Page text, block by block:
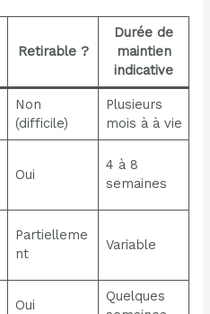
Retirable ?
Durée de
maintien
indicative
Non
(difficile)
Plusieurs
mois à à vie
Oui
4 à 8
semaines
Partielleme
nt
Variable
Oui
Quelques